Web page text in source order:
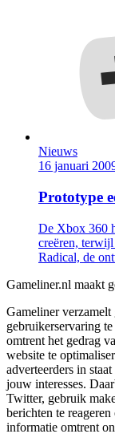
Nieuws
16 januari
Prototype
De Xbox 360
creëren,
Radical, de
Gameliner.nl maakt
Gameliner verzamelt
gebruikerservaring
omtrent het gedrag
website te
adverteerders in
jouw interesses.
Twitter, gebruik
berichten te
informatie omtrent